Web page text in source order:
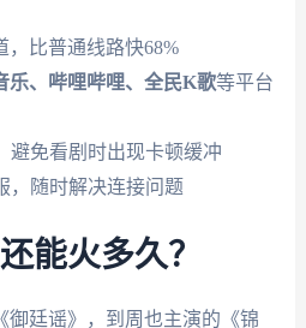
，比普通线路快68%
乐、哔哩哔哩、全民K歌等平台
避免看剧时出现卡顿缓冲
，随时解决连接问题
能火多久？
御廷谣》，到周也主演的《锦